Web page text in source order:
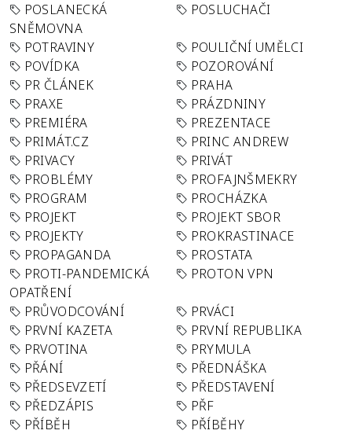
POSLANECKÁ
SNĚMOVNA
POSLUCHAČI
POTRAVINY
POULIČNÍ UMĚLCI
POVÍDKA
POZOROVÁNÍ
PR ČLÁNEK
PRAHA
PRAXE
PRÁZDNINY
PREMIÉRA
PREZENTACE
PRIMÁT.CZ
PRINC ANDREW
PRIVACY
PRIVÁT
PROBLÉMY
PROFAJNŠMEKRY
PROGRAM
PROCHÁZKA
PROJEKT
PROJEKT SBOR
PROJEKTY
PROKRASTINACE
PROPAGANDA
PROSTATA
PROTI-PANDEMICKÁ
OPATŘENÍ
PROTON VPN
PRŮVODCOVÁNÍ
PRVÁCI
PRVNÍ KAZETA
PRVNÍ REPUBLIKA
PRVOTINA
PRYMULA
PŘÁNÍ
PŘEDNÁŠKA
PŘEDSEVZETÍ
PŘEDSTAVENÍ
PŘEDZÁPIS
PŘF
PŘÍBĚH
PŘÍBĚHY